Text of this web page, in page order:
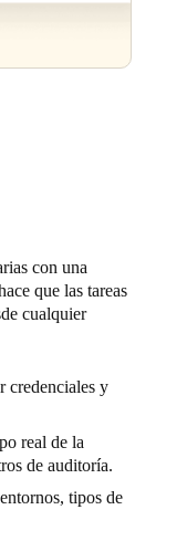
con una
que las tareas
cualquier
credenciales y
real de la
de auditoría.
tipos de